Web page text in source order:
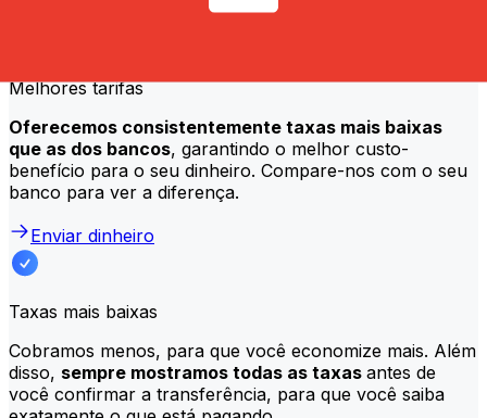
Melhores tarifas
Oferecemos consistentemente taxas mais baixas
que as dos bancos, garantindo o melhor custo-
benefício para o seu dinheiro. Compare-nos com o seu
banco para ver a diferença.
Enviar dinheiro
Taxas mais baixas
Cobramos menos, para que você economize mais. Além
disso, sempre mostramos todas as taxas antes de
você confirmar a transferência, para que você saiba